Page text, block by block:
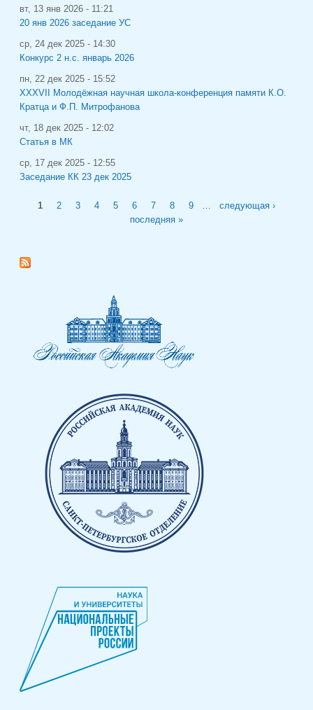
вт, 13 янв 2026 - 11:21
20 янв 2026 заседание УС
ср, 24 дек 2025 - 14:30
Конкурс 2 н.с. январь 2026
пн, 22 дек 2025 - 15:52
XXXVII Молодёжная научная школа-конференция памяти К.О.
Кратца и Ф.П. Митрофанова
чт, 18 дек 2025 - 12:02
Статья в МК
ср, 17 дек 2025 - 12:55
Заседание КК 23 дек 2025
Страницы
1 2 3 4 5 6 7 8 9
следующая ›
последняя »